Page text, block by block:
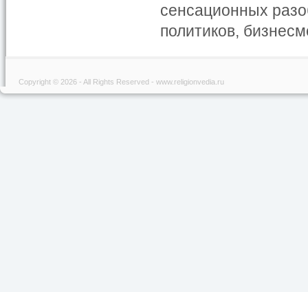
сенсационных
политиков,
Copyright © 2026 - All Rights Reserved - www.religionvedia.ru